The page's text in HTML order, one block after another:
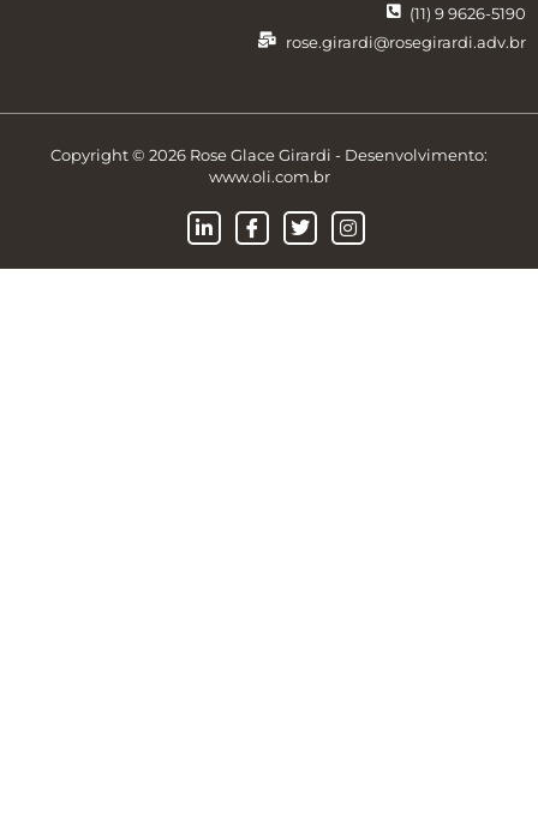
(11) 9 9626-5190
rose.girardi@rosegirardi.adv.br
Copyright © 2026 Rose Glace Girardi - Desenvolvimento:
www.oli.com.br